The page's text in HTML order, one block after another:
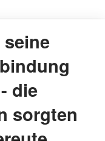
die
sorgten